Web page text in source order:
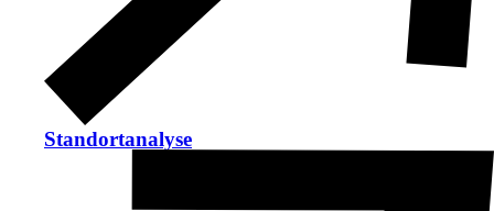
Standortanalyse